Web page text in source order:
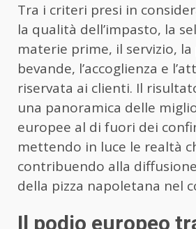
Tra i criteri presi in
la qualità dell’impasto, la
materie prime, il servizio,
bevande, l’accoglienza e
riservata ai clienti. Il
una panoramica delle
europee al di fuori dei
mettendo in luce le realtà
contribuendo alla
della pizza napoletana nel
Il podio europeo